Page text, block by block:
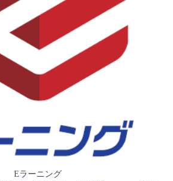
Eラーニング